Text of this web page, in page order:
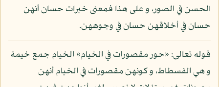
الحسن في الصور، و على هذا فمعنى خيرات حسان أنهن
حسان في أخلاقهن حسان في وجوههن.
قوله تعالى: «حور مقصورات في الخيام» الخيام جمع خيمة
و هي الفسطاط، و كونهن مقصورات في الخيام أنهن